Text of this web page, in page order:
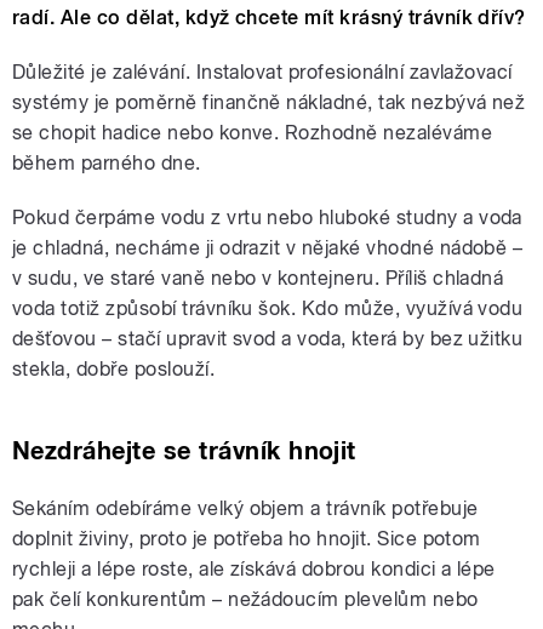
radí. Ale co dělat, když chcete mít krásný trávník dřív?
Důležité je zalévání. Instalovat profesionální zavlažovací
systémy je poměrně finančně nákladné, tak nezbývá než
se chopit hadice nebo konve. Rozhodně nezaléváme
během parného dne.
Pokud čerpáme vodu z vrtu nebo hluboké studny a voda
je chladná, necháme ji odrazit v nějaké vhodné nádobě –
v sudu, ve staré vaně nebo v kontejneru. Příliš chladná
voda totiž způsobí trávníku šok. Kdo může, využívá vodu
dešťovou – stačí upravit svod a voda, která by bez užitku
stekla, dobře poslouží.
Nezdráhejte se trávník hnojit
Sekáním odebíráme velký objem a trávník potřebuje
doplnit živiny, proto je potřeba ho hnojit. Sice potom
rychleji a lépe roste, ale získává dobrou kondici a lépe
pak čelí konkurentům – nežádoucím plevelům nebo